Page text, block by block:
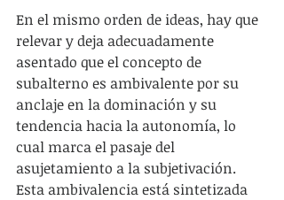
En el mismo orden de ideas, hay que
relevar y deja adecuadamente
asentado que el concepto de
subalterno es ambivalente por su
anclaje en la dominación y su
tendencia hacia la autonomía, lo
cual marca el pasaje del
asujetamiento a la subjetivación.
Esta ambivalencia está sintetizada